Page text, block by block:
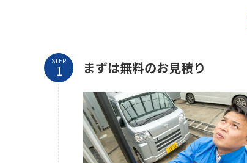
STEP まずは無料のお見積り